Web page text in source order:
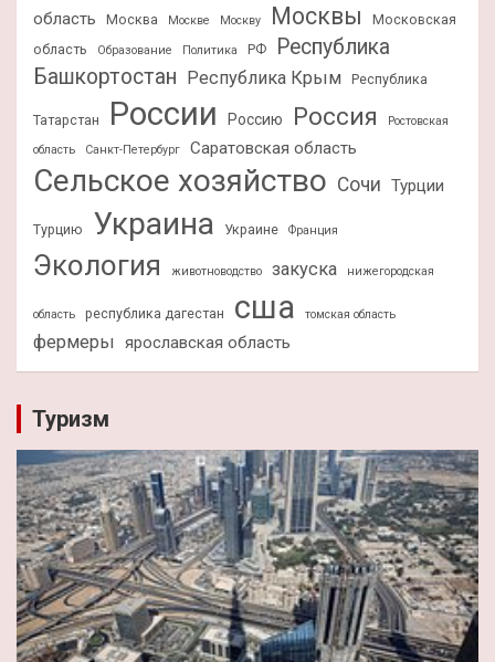
область
Москва Москве Москву Москвы
Московская
область
Образование Политика РФ
Республика
Башкортостан Республика Крым Республика
Татарстан России Россию Россия
Ростовская
область
Санкт-Петербург Саратовская область
Сельское хозяйство Сочи Турции
Турцию Украина Украине Франция
Экология животноводство закуска нижегородская
область республика дагестан сша томская область
фермеры ярославская область
Туризм